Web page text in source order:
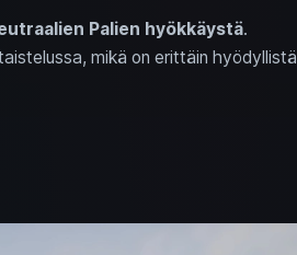
Palien hyökkäystä.
mikä on erittäin hyödyllistä